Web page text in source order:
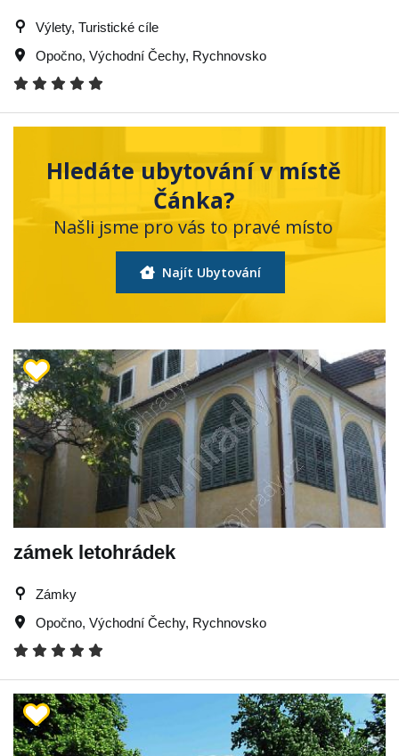
Výlety, Turistické cíle
Opočno, Východní Čechy, Rychnovsko
Hledáte ubytování v místě
Čánka?
Našli jsme pro vás to pravé místo
Najít Ubytování
zámek letohrádek
Zámky
Opočno, Východní Čechy, Rychnovsko